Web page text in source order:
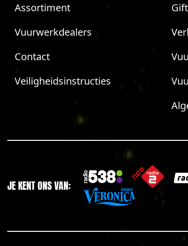
Assortiment
Vuurwerkdealers
Contact
Veiligheidsinstructies
JE KENT ONS VAN: